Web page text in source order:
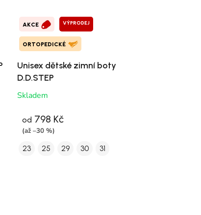
AKCE VÝPRODEJ
ORTOPEDICKÉ
Unisex dětské zimní boty
D.D.STEP
Skladem
od 798 Kč
(až –30 %)
23 25 29 30 31